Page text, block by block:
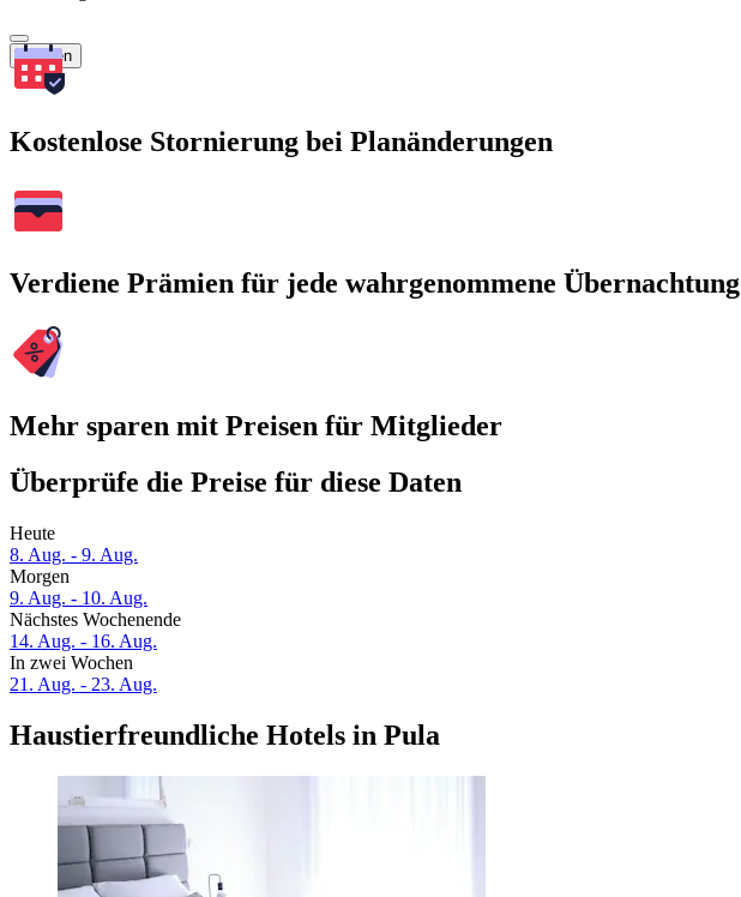
Suchen
Kostenlose Stornierung bei Planänderungen
Verdiene Prämien für jede wahrgenommene Übernachtung
Mehr sparen mit Preisen für Mitglieder
Überprüfe die Preise für diese Daten
Heute
8. Aug. - 9. Aug.
Morgen
9. Aug. - 10. Aug.
Nächstes Wochenende
14. Aug. - 16. Aug.
In zwei Wochen
21. Aug. - 23. Aug.
Haustierfreundliche Hotels in Pula